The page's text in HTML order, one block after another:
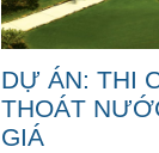
DỰ ÁN: THI
THOÁT
GIÁ